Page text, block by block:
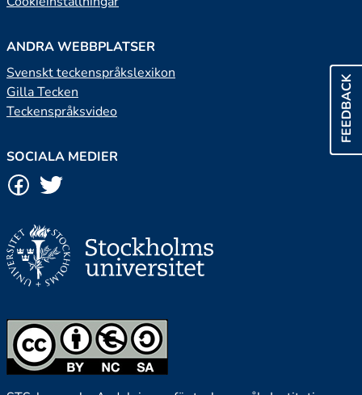
FEEDBACK
ANDRA WEBBPLATSER
Svenskt teckenspråkslexikon
Gilla Tecken
Teckenspråksvideo
SOCIALA MEDIER